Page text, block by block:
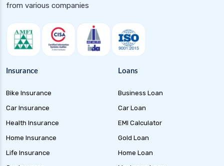
from various companies
Insurance
Bike Insurance
Car Insurance
Health Insurance
Home Insurance
Life Insurance
Loans
Business Loan
Car Loan
EMI Calculator
Gold Loan
Home Loan